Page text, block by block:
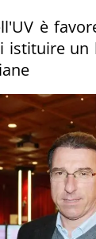
è
istituire un